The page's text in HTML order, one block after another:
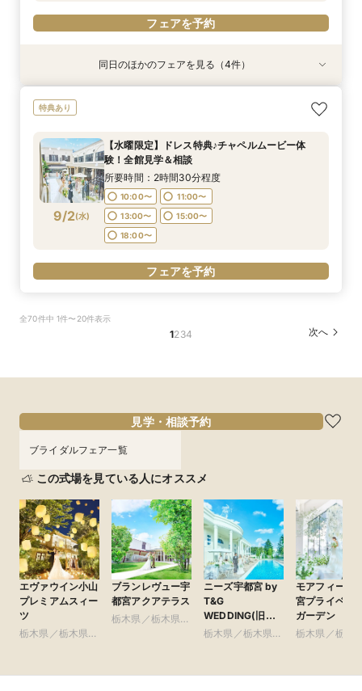
フェアを予約
特典あり
8/31(月)
限定1組＼ライブキッチン体験／料理ランクアッ
所要時間：3時間程度
13:00〜
15:00〜
18:00〜
フェアを予約
特典あり
8/31(月)
【少人数検討の方】10名54万円プラン×コース試
10:00〜
11:00〜
13:00〜
15:00〜
18:00〜
フェアを予約
特典あり
8/31(月)
《何も決まってなくてOK！1組貸切W体験》１件
所要時間：3時間程度
13:00〜
15:00〜
18:00〜
フェアを予約
8/31(月)
【90分クイック】短時間で貸切り会場見学＆お
10:00〜
11:00〜
13:00〜
15:00〜
18:00〜
フェアを予約
同日のほかのフェアを見る（4件）
特典あり
9/2(水)
【水曜限定】ドレス特典♪チャペルムービー体
験！全館見学＆相談
所要時間：2時間30分程度
10:00〜
11:00〜
13:00〜
15:00〜
18:00〜
フェアを予約
全70件中 1件〜20件表示
1234 次へ
見学・相談予約
ブライダルフェア一覧
この式場を見ている人にオススメ
エヴァウイン小山
プレミアムスィー
ツ
栃木県／栃木県全
ブランレヴュー宇
都宮アクアテラス
栃木県／栃木県全
ニーズ宇都宮 by
T&G
WEDDING(旧
アーカンジェル迎
栃木県／栃木県全
モアフィール
宮プライベー
ガーデン
栃木県／栃木